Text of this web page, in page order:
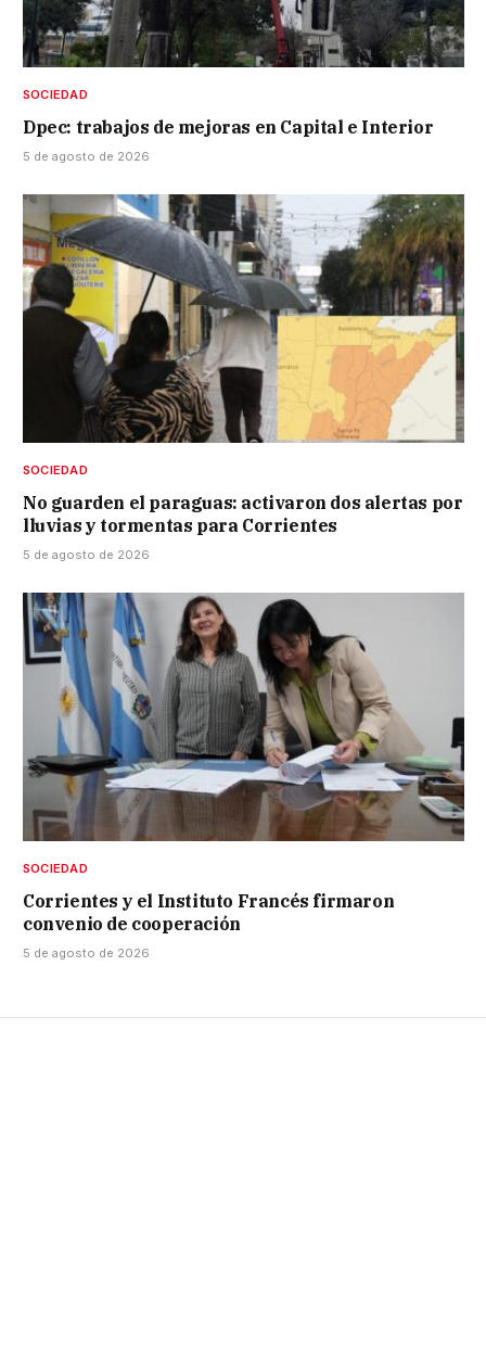
SOCIEDAD
Dpec: trabajos de mejoras en Capital e Interior
5 de agosto de 2026
SOCIEDAD
No guarden el paraguas: activaron dos alertas por
lluvias y tormentas para Corrientes
5 de agosto de 2026
SOCIEDAD
Corrientes y el Instituto Francés firmaron
convenio de cooperación
5 de agosto de 2026